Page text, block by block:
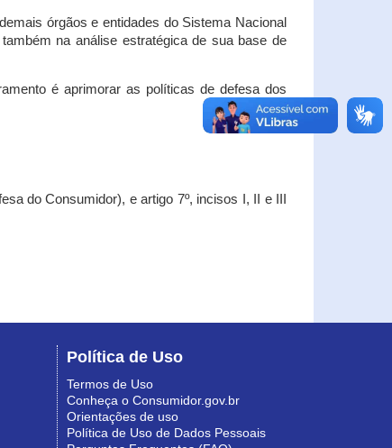
órgãos e entidades do Sistema Nacional
na análise estratégica de sua base de
é aprimorar as políticas de defesa dos
do Consumidor), e artigo 7º, incisos I, II e III
Política de Uso
Termos de Uso
Conheça o Consumidor.gov.br
Orientações de uso
Política de Uso de Dados Pessoais